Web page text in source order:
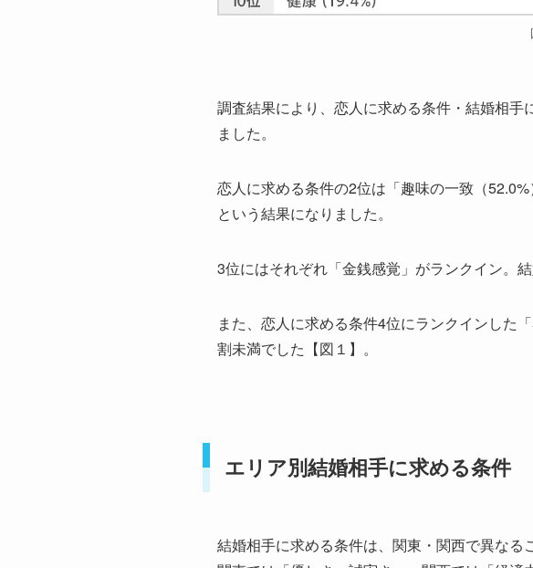
調査結果により、恋人に求める条件・結婚相
ました。
恋人に求める条件の2位は「趣味の一致（
という結果になりました。
3位にはそれぞれ「金銭感覚」がランクイン。
また、恋人に求める条件4位にランクインした
割未満でした【図１】。
エリア別結婚相手に求める条件
結婚相手に求める条件は、関東・関西で異なる